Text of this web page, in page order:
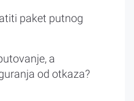
paket putnog
a
od otkaza?